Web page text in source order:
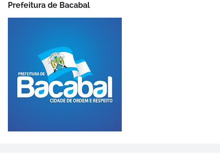
Prefeitura de Bacabal